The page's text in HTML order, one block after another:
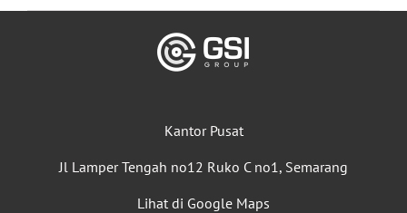
Kantor Pusat
Jl Lamper Tengah no12 Ruko C no1, Semarang
Lihat di Google Maps